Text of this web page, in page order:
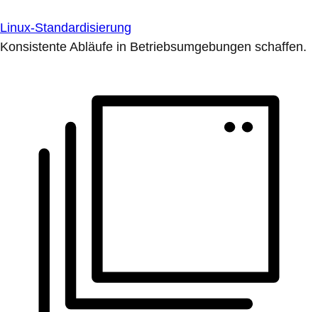
Linux-Standardisierung
Konsistente Abläufe in Betriebsumgebungen schaffen.